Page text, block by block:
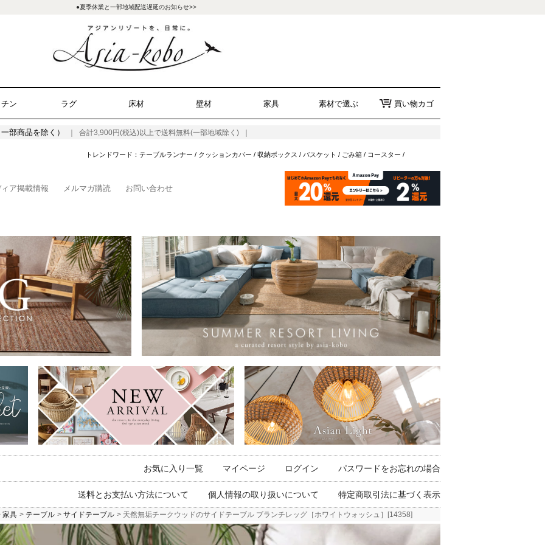
●夏季休業と一部地域配送遅延のお知らせ>>
ン ラグ 床材 壁材 家具 素材で選ぶ 買い物カゴ
部商品を除く） ｜ 合計3,900円(税込)以上で送料無料(一部地域除く) ｜
トレンドワード： テーブルランナー / クッションカバー / 収納ボックス / バスケット / ごみ箱/ コースター /
ア掲載情報 メルマガ購読 お問い合わせ
お気に入り一覧 マイページ ログイン パスワードをお忘れの場合
送料とお支払い方法について 個人情報の取り扱いについて 特定商取引法に基づく表示
家具 テーブル サイドテーブル 天然無垢チークウッドのサイドテーブル ブランチレッグ［ホワイトウォッシュ］[14358]